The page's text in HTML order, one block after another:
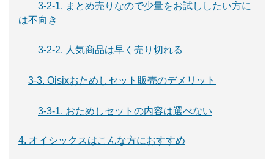
3-2-1. まとめ売りなので少量をお試ししたい方に
は不向き
3-2-2. 人気商品は早く売り切れる
3-3. Oisixおためしセット販売のデメリット
3-3-1. おためしセットの内容は選べない
4. オイシックスはこんな方におすすめ